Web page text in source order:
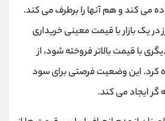
می کند و هم آنها را برطرف می کند.
در یک بازار با قیمت معینی خریداری
با قیمت بالاتر فروخته شود، از
کرد. این وضعیت فرصتی برای سود
گر ایجاد می کند.